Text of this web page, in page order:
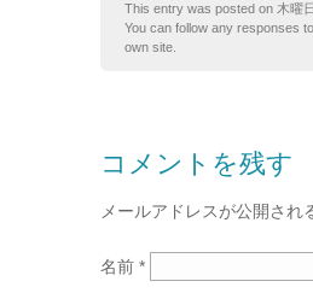
This entry was posted on 木曜
You can follow any responses
own site.
コメントを残す
メールアドレスが公開され
名前 *